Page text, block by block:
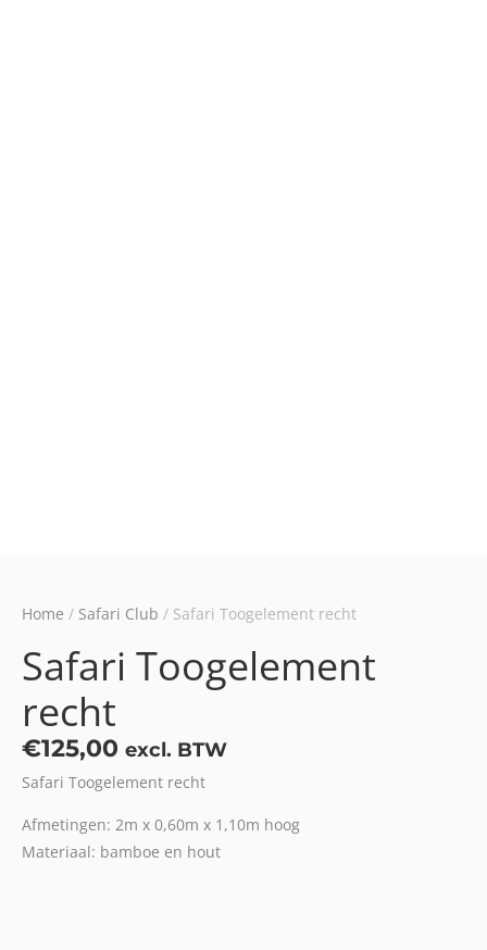
Home / Safari Club / Safari Toogelement recht
Safari Toogelement
recht
€125,00 excl. BTW
Safari Toogelement recht
Afmetingen: 2m x 0,60m x 1,10m hoog
Materiaal: bamboe en hout